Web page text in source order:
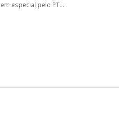
em especial pelo PT…